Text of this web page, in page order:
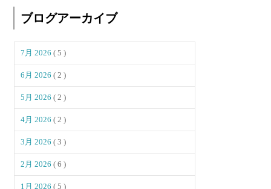
ブログアーカイブ
7月 2026( 5 )
6月 2026( 2 )
5月 2026( 2 )
4月 2026( 2 )
3月 2026( 3 )
2月 2026( 6 )
1月 2026( 5 )